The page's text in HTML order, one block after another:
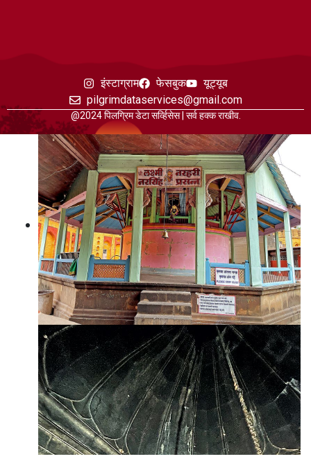
इंस्टाग्राम फेसबुक
यूट्यूब
pilgrimdataservices@gmail.com
@2024 पिलग्रिम डेटा सर्व्हिसेस | सर्व हक्क राखीव.